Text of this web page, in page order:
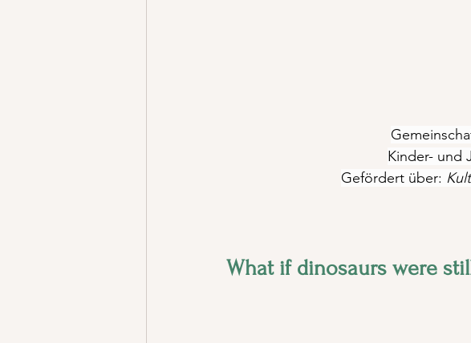
Kinder- und
Gefördert über:
What if dinosaurs were